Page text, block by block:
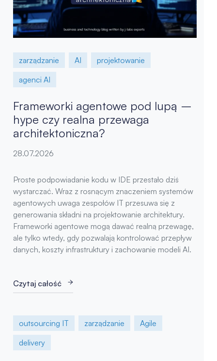
zarządzanie AI
projektowanie
agenci AI
Frameworki agentowe pod lupą –
hype czy realna przewaga
architektoniczna?
28.07.2026
Proste podpowiadanie kodu w IDE przestało dziś
wystarczać. Wraz z rosnącym znaczeniem systemów
agentowych uwaga zespołów IT przesuwa się z
generowania składni na projektowanie architektury.
Frameworki agentowe mogą dawać realną przewagę,
ale tylko wtedy, gdy pozwalają kontrolować przepływ
danych, koszty infrastruktury i zachowanie modeli AI.
Czytaj całość
outsourcing IT zarządzanie
Agile
delivery